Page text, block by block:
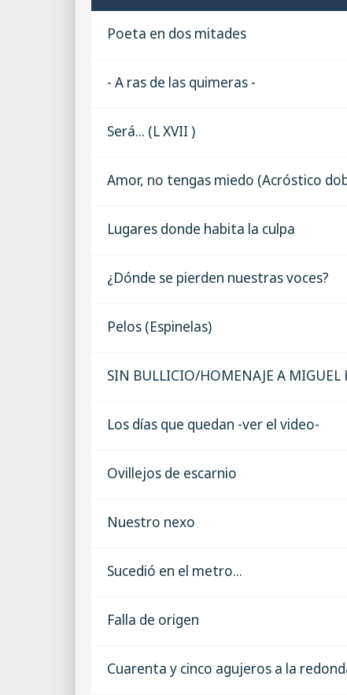
Poeta en dos mitades
- A ras de las quimeras -
Será... (L XVII )
Amor, no tengas miedo (Acróstico
Lugares donde habita la culpa
¿Dónde se pierden nuestras voces?
Pelos (Espinelas)
SIN BULLICIO/HOMENAJE A MIGUEL
Los días que quedan -ver el video-
Ovillejos de escarnio
Nuestro nexo
Sucedió en el metro...
Falla de origen
Cuarenta y cinco agujeros a la